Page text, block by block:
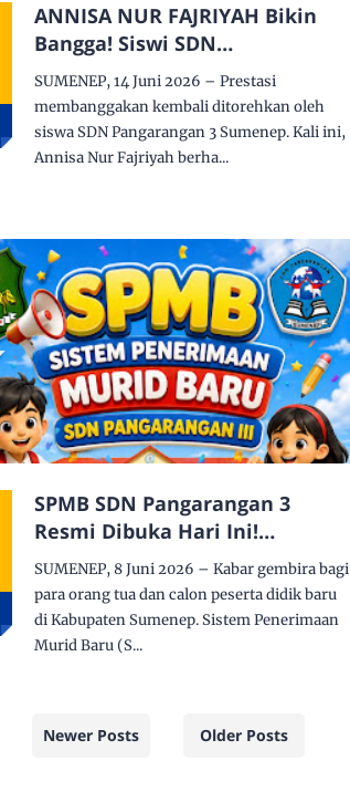
ANNISA NUR FAJRIYAH Bikin
Bangga! Siswi SDN
Pangarangan 3 Raih Juara 3
Soekarno Fun Run 2026, Warga
Sekolah Beri Apresiasi Meriah
SUMENEP, 14 Juni 2026 – Prestasi
membanggakan kembali ditorehkan oleh
siswa SDN Pangarangan 3 Sumenep. Kali ini,
Annisa Nur Fajriyah berha...
SPMB SDN Pangarangan 3
Resmi Dibuka Hari Ini!
Kesempatan Emas Bergabung
dengan Sekolah Berprestasi di
Jantung Kota Sumenep
SUMENEP, 8 Juni 2026 – Kabar gembira bagi
para orang tua dan calon peserta didik baru
di Kabupaten Sumenep. Sistem Penerimaan
Murid Baru (S...
Newer Posts Older Posts